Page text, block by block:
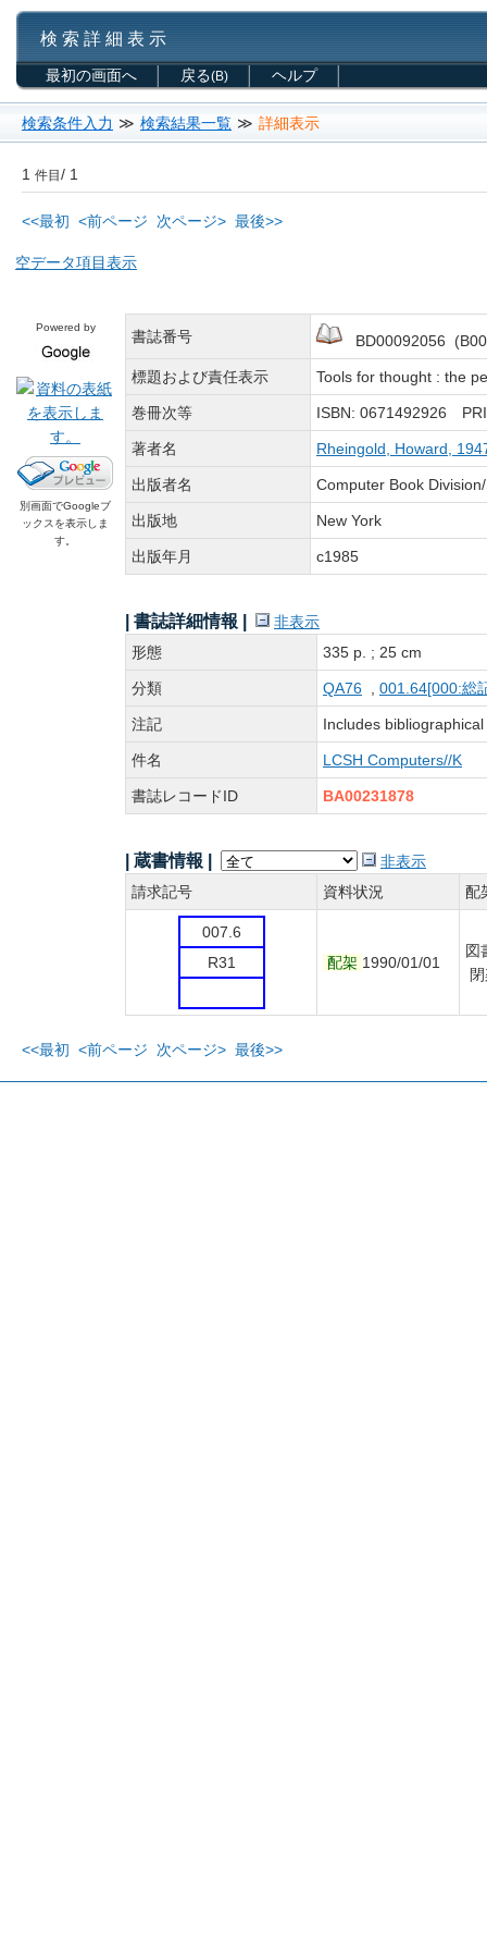
検 索 詳 細 表 示
最初の画面へ 戻る(B) ヘルプ
検索条件入力 ≫ 検索結果一覧 ≫ 詳細表示
1 件目/ 1
<<最初 <前ページ 次ページ> 最後>>
空データ項目表示
Powered by
別画面でGoogleブ
ックスを表示しま
す。
書誌番号 BD00092056
標題および責任表示 Tools for thought : the
巻冊次等 ISBN: 0671492926
著者名 Rheingold, Howard,
出版者名 Computer Book
出版地 New York
出版年月 c1985
| 書誌詳細情報 |
非表示
形態
335 p. ; 25 cm
分類 QA76 001.64[000:総
注記 Includes
件名 LCSH Computers//K
書誌レコードID BA00231878
| 蔵書情報 |
非表示
請求記号
資料状況 配
007.6
R31
配架 1990/01/01
図
<<最初 <前ページ 次ページ> 最後>>